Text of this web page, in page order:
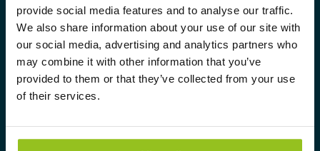
provide social media features and to analyse our traffic.
We also share information about your use of our site with
our social media, advertising and analytics partners who
may combine it with other information that you’ve
provided to them or that they’ve collected from your use
of their services.
sortiment av skräddarsydda,
högteknologiska och hållbara
belysningslösningar.
Info@auralight.com